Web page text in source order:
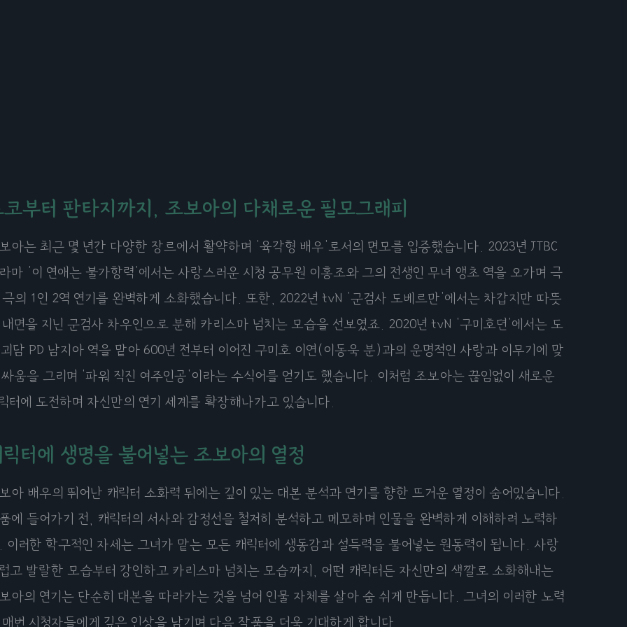
부터 판타지까지, 조보아의 다채로운 필모그래피
아는 최근 몇 년간 다양한 장르에서 활약하며 '육각형 배우'로서의 면모를 입증했습니다. 2023년 JTBC
마 '이 연애는 불가항력'에서는 사랑스러운 시청 공무원 이홍조와 그의 전생인 무녀 앵초 역을 오가며 극
의 1인 2역 연기를 완벽하게 소화했습니다. 또한, 2022년 tvN '군검사 도베르만'에서는 차갑지만 따뜻
면을 지닌 군검사 차우인으로 분해 카리스마 넘치는 모습을 선보였죠. 2020년 tvN '구미호뎐'에서는 도
담 PD 남지아 역을 맡아 600년 전부터 이어진 구미호 이연(이동욱 분)과의 운명적인 사랑과 이무기에 맞
움을 그리며 '파워 직진 여주인공'이라는 수식어를 얻기도 했습니다. 이처럼 조보아는 끊임없이 새로운
터에 도전하며 자신만의 연기 세계를 확장해나가고 있습니다.
릭터에 생명을 불어넣는 조보아의 열정
아 배우의 뛰어난 캐릭터 소화력 뒤에는 깊이 있는 대본 분석과 연기를 향한 뜨거운 열정이 숨어있습니다.
에 들어가기 전, 캐릭터의 서사와 감정선을 철저히 분석하고 메모하며 인물을 완벽하게 이해하려 노력하
이러한 학구적인 자세는 그녀가 맡는 모든 캐릭터에 생동감과 설득력을 불어넣는 원동력이 됩니다. 사랑
고 발랄한 모습부터 강인하고 카리스마 넘치는 모습까지, 어떤 캐릭터든 자신만의 색깔로 소화해내는
아의 연기는 단순히 대본을 따라가는 것을 넘어 인물 자체를 살아 숨 쉬게 만듭니다. 그녀의 이러한 노력
번 시청자들에게 깊은 인상을 남기며 다음 작품을 더욱 기대하게 합니다.